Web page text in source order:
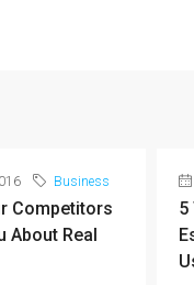
Business
Competitors
About Real
5